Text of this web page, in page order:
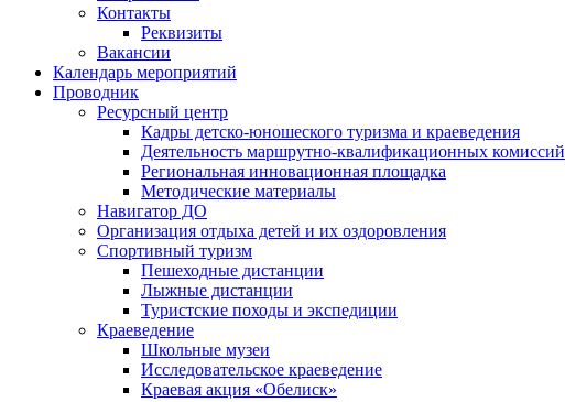
Контакты
Реквизиты
Вакансии
Календарь мероприятий
Проводник
Ресурсный центр
Кадры детско-юношеского туризма и краеведения
Деятельность маршрутно-квалификационных комиссий
Региональная инновационная площадка
Методические материалы
Навигатор ДО
Организация отдыха детей и их оздоровления
Спортивный туризм
Пешеходные дистанции
Лыжные дистанции
Туристские походы и экспедиции
Краеведение
Школьные музеи
Исследовательское краеведение
Краевая акция «Обелиск»